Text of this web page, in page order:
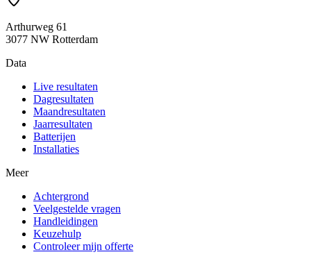
Arthurweg 61
3077 NW Rotterdam
Data
Live resultaten
Dagresultaten
Maandresultaten
Jaarresultaten
Batterijen
Installaties
Meer
Achtergrond
Veelgestelde vragen
Handleidingen
Keuzehulp
Controleer mijn offerte